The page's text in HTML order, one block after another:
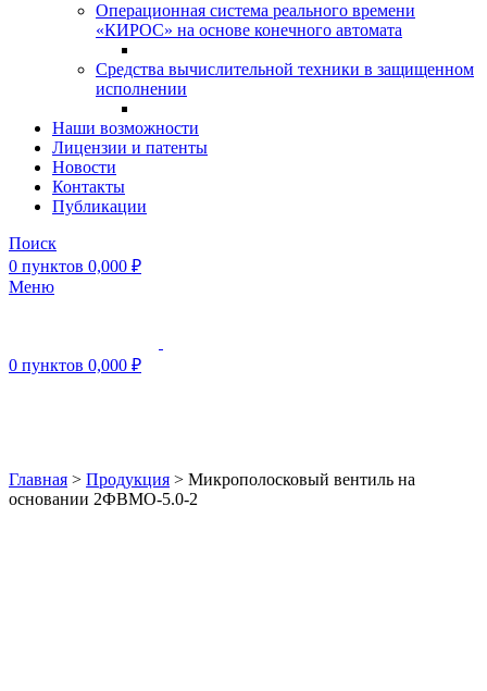
Операционная система реального времени
«КИРОС» на основе конечного автомата
Средства вычислительной техники в защищенном
исполнении
Наши возможности
Лицензии и патенты
Новости
Контакты
Публикации
Поиск
0 пунктов 0,000 ₽
Меню
0 пунктов 0,000 ₽
Главная > Продукция > Микрополосковый вентиль на
основании 2ФВМO-5.0-2